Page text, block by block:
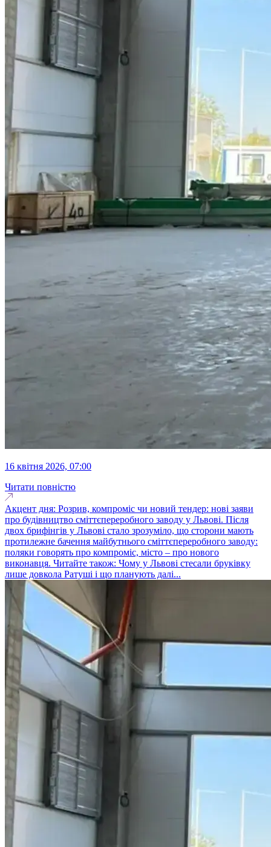
16 квітня 2026, 07:00
Читати повністю
Акцент дня: Розрив, компроміс чи новий тендер: нові заяви
про будівництво сміттєпереробного заводу у Львові. Після
двох брифінгів у Львові стало зрозуміло, що сторони мають
протилежне бачення майбутнього сміттєпереробного заводу:
поляки говорять про компроміс, місто – про нового
виконавця. Читайте також: Чому у Львові стесали бруківку
лише довкола Ратуші і що планують далі...